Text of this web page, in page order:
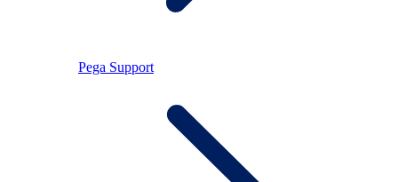
Pega Support